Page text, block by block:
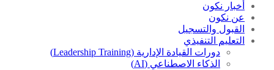
أخبار نكون
عن نكون
القبول والتسجيل
التعليم التنفيذي
دورات القيادة الإدارية (Leadership Training)
الذكاء الاصطناعي (AI)